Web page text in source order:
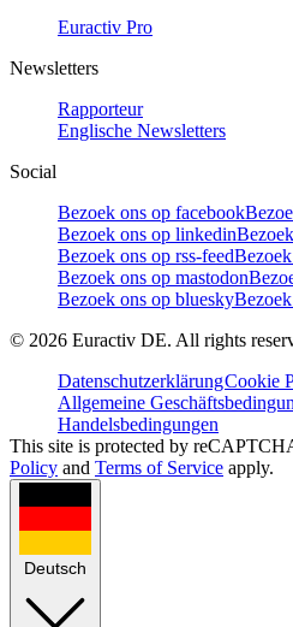
Euractiv Pro
Newsletters
Rapporteur
Englische Newsletters
Social
Bezoek ons op facebook
Bezoek ons op linkedin
Bezoek ons op rss-feed
Bezoek ons op mastodon
Bezoek ons op bluesky
© 2026 Euractiv DE. All rights
DatenschutzerklärungCookie
Allgemeine
Handelsbedingungen
This site is protected by
Policy and Terms of Service apply.
Deutsch